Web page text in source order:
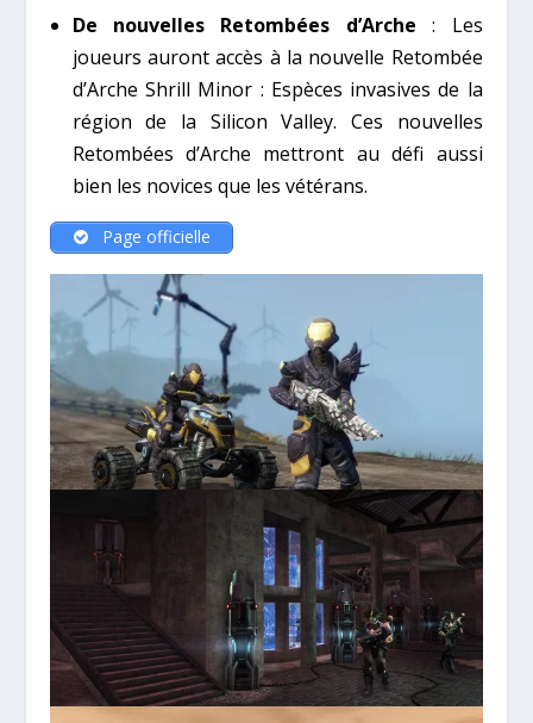
De nouvelles Retombées d’Arche : Les
joueurs auront accès à la nouvelle Retombée
d’Arche Shrill Minor : Espèces invasives de la
région de la Silicon Valley. Ces nouvelles
Retombées d’Arche mettront au défi aussi
bien les novices que les vétérans.
Page officielle